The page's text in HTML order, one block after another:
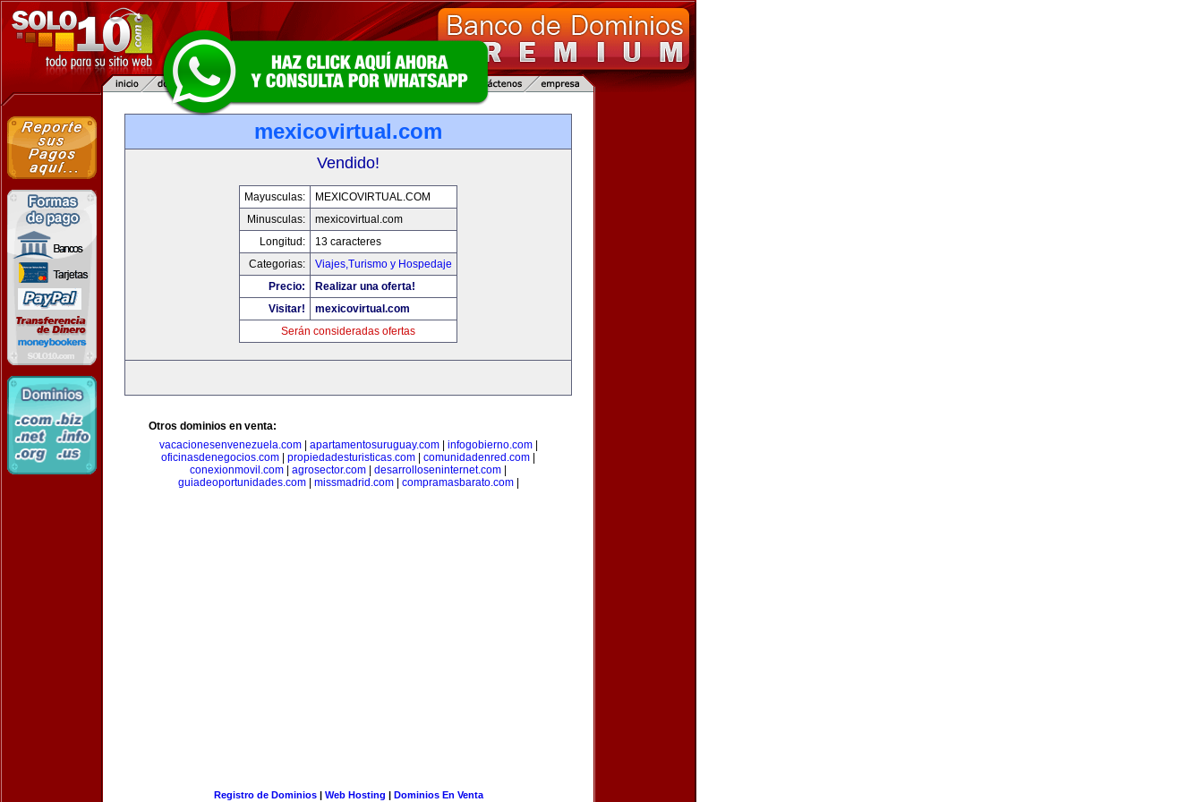
mexicovirtual.com
Vendido!
Mayusculas:
MEXICOVIRTUAL.COM
Minusculas:
mexicovirtual.com
Longitud:
13 caracteres
Categorias:
Viajes,Turismo y Hospedaje
Precio:
Realizar una oferta!
Visitar!
mexicovirtual.com
Serán consideradas ofertas
Otros dominios en venta:
vacacionesenvenezuela.com| apartamentosuruguay.com| infogobierno.com|
oficinasdenegocios.com
propiedadesturisticas.com comunidadenred.com
conexionmovil.com
agrosector.com desarrolloseninternet.com
guiadeoportunidades.com| missmadrid.com| compramasbarato.com|
Registro de Dominios| Web Hosting | Dominios En Venta